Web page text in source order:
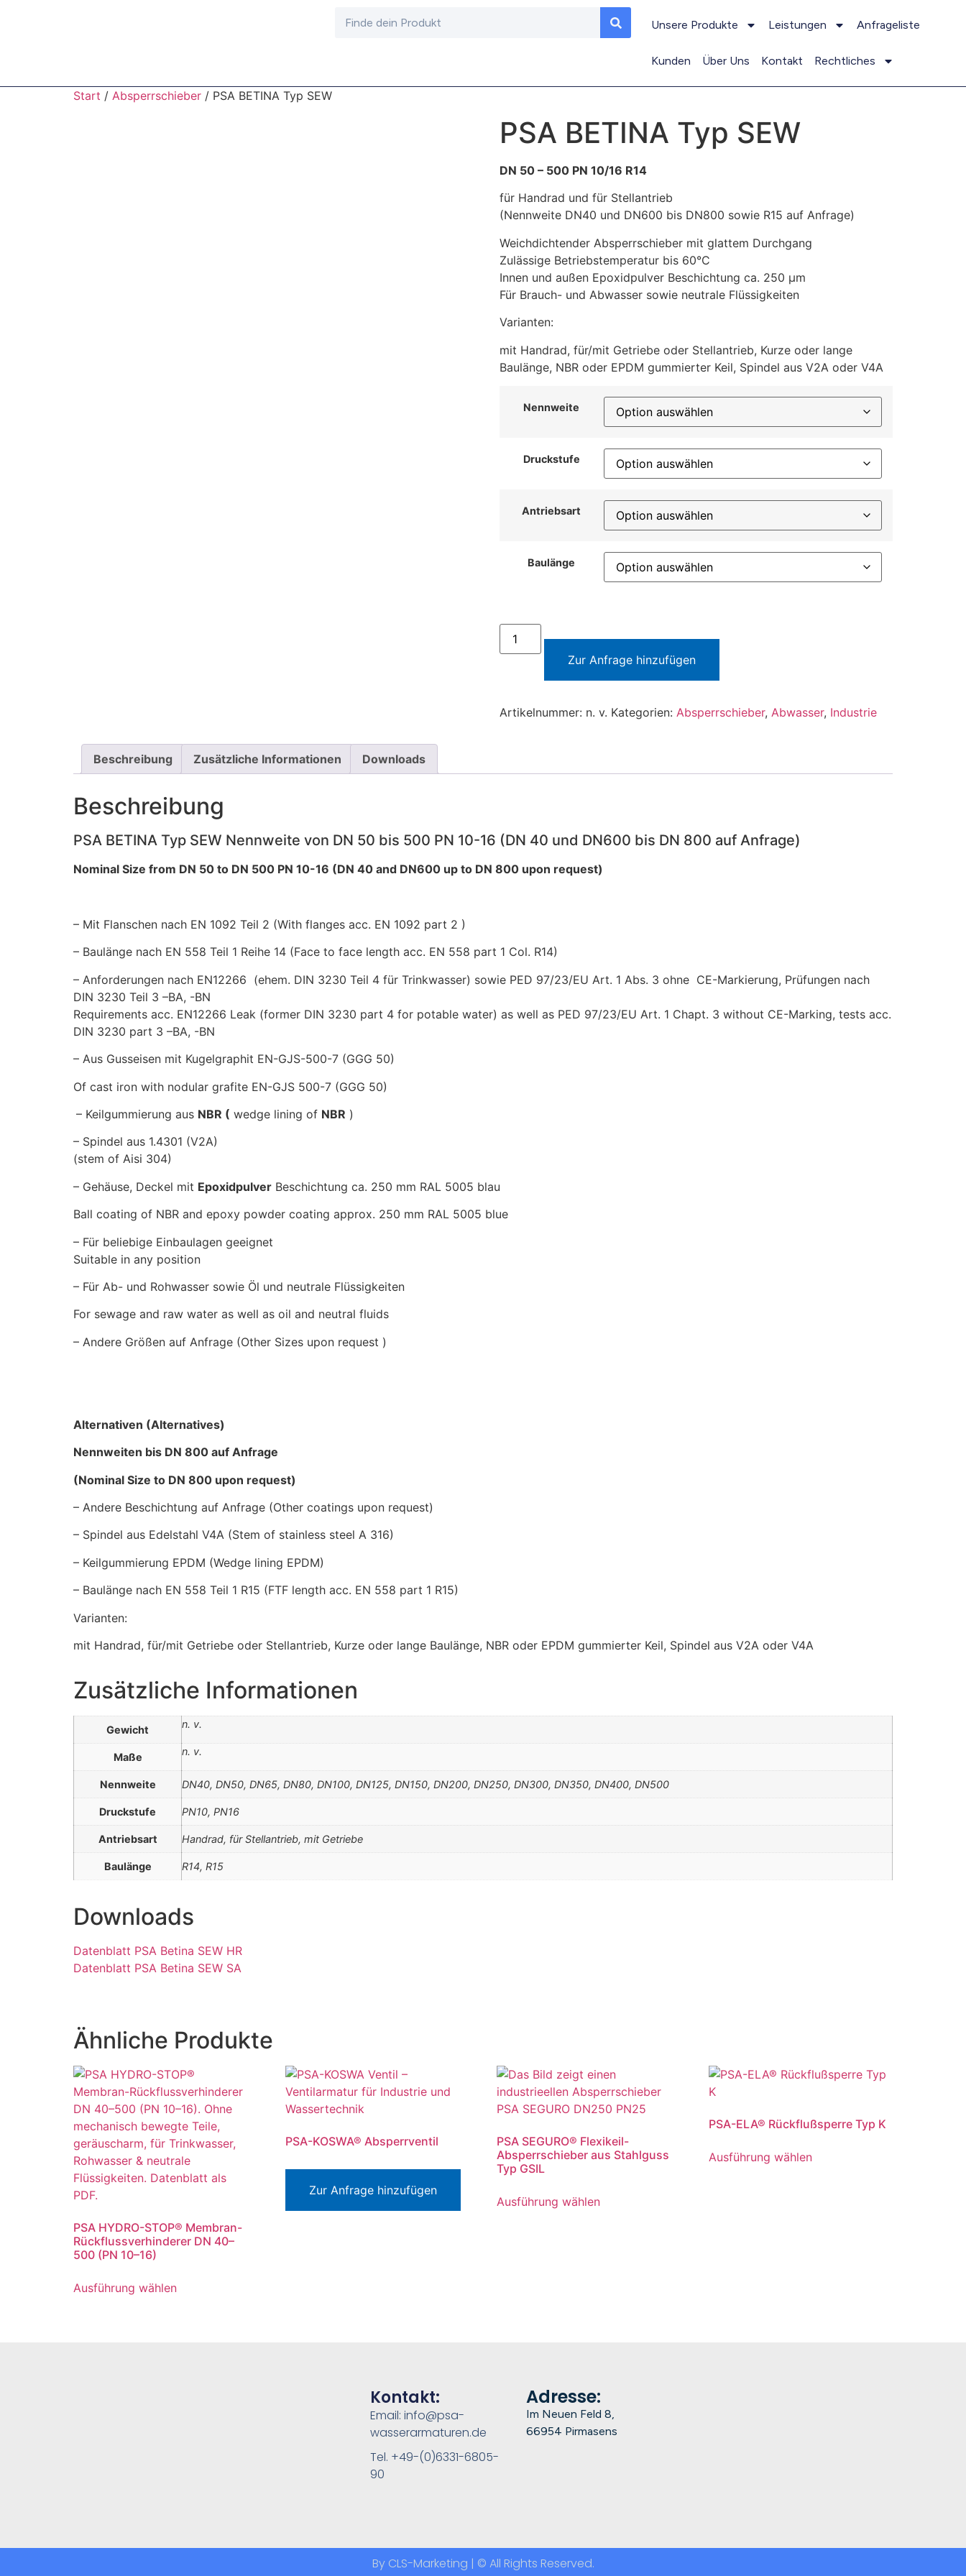
Unsere Produkte Leistungen Anfrageliste
Kunden Über Uns Kontakt Rechtliches
Start / Absperrschieber / PSA BETINA Typ SEW
PSA BETINA Typ SEW
DN 50 – 500 PN 10/16 R14
für Handrad und für Stellantrieb
(Nennweite DN40 und DN600 bis DN800 sowie R15 auf Anfrage)
Weichdichtender Absperrschieber mit glattem Durchgang
Zulässige Betriebstemperatur bis 60°C
Innen und außen Epoxidpulver Beschichtung ca. 250 µm
Für Brauch- und Abwasser sowie neutrale Flüssigkeiten
Varianten:
mit Handrad, für/mit Getriebe oder Stellantrieb, Kurze oder lange
Baulänge, NBR oder EPDM gummierter Keil, Spindel aus V2A oder V4A
Nennweite
Druckstufe
Antriebsart
Baulänge
Zur Anfrage hinzufügen
Artikelnummer: n. v. Kategorien: Absperrschieber, Abwasser, Industrie
Beschreibung Zusätzliche Informationen Downloads
Beschreibung
PSA BETINA Typ SEW Nennweite von DN 50 bis 500 PN 10-16 (DN 40 und DN600 bis DN 800 auf Anfrage)
Nominal Size from DN 50 to DN 500 PN 10-16 (DN 40 and DN600 up to DN 800 upon request)
– Mit Flanschen nach EN 1092 Teil 2 (With flanges acc. EN 1092 part 2 )
– Baulänge nach EN 558 Teil 1 Reihe 14 (Face to face length acc. EN 558 part 1 Col. R14)
– Anforderungen nach EN12266 (ehem. DIN 3230 Teil 4 für Trinkwasser) sowie PED 97/23/EU Art. 1 Abs. 3 ohne CE-Markierung, Prüfungen nach
DIN 3230 Teil 3 –BA, -BN
Requirements acc. EN12266 Leak (former DIN 3230 part 4 for potable water) as well as PED 97/23/EU Art. 1 Chapt. 3 without CE-Marking, tests acc.
DIN 3230 part 3 –BA, -BN
– Aus Gusseisen mit Kugelgraphit EN-GJS-500-7 (GGG 50)
Of cast iron with nodular grafite EN-GJS 500-7 (GGG 50)
– Keilgummierung aus NBR ( wedge lining of NBR )
– Spindel aus 1.4301 (V2A)
(stem of Aisi 304)
– Gehäuse, Deckel mit Epoxidpulver Beschichtung ca. 250 mm RAL 5005 blau
Ball coating of NBR and epoxy powder coating approx. 250 mm RAL 5005 blue
– Für beliebige Einbaulagen geeignet
Suitable in any position
– Für Ab- und Rohwasser sowie Öl und neutrale Flüssigkeiten
For sewage and raw water as well as oil and neutral fluids
– Andere Größen auf Anfrage (Other Sizes upon request )
Alternativen (Alternatives)
Nennweiten bis DN 800 auf Anfrage
(Nominal Size to DN 800 upon request)
– Andere Beschichtung auf Anfrage (Other coatings upon request)
– Spindel aus Edelstahl V4A (Stem of stainless steel A 316)
– Keilgummierung EPDM (Wedge lining EPDM)
– Baulänge nach EN 558 Teil 1 R15 (FTF length acc. EN 558 part 1 R15)
Varianten:
mit Handrad, für/mit Getriebe oder Stellantrieb, Kurze oder lange Baulänge, NBR oder EPDM gummierter Keil, Spindel aus V2A oder V4A
Zusätzliche Informationen
Gewicht n. v.
Maße n. v.
Nennweite DN40, DN50, DN65, DN80, DN100, DN125, DN150, DN200, DN250, DN300, DN350, DN400, DN500
Druckstufe PN10, PN16
Antriebsart Handrad, für Stellantrieb, mit Getriebe
Baulänge R14, R15
Downloads
Datenblatt PSA Betina SEW HR
Datenblatt PSA Betina SEW SA
Ähnliche Produkte
PSA HYDRO-STOP® Membran-
Rückflussverhinderer DN 40–
500 (PN 10–16)
Ausführung wählen
PSA-KOSWA® Absperrventil
Zur Anfrage hinzufügen
PSA SEGURO® Flexikeil-
Absperrschieber aus Stahlguss
Typ GSIL
Ausführung wählen
PSA-ELA® Rückflußsperre Typ K
Ausführung wählen
Kontakt:
Email: info@psa-
wasserarmaturen.de
Tel. +49-(0)6331-6805-
90
Adresse:
Im Neuen Feld 8,
66954 Pirmasens
By CLS-Marketing | © All Rights Reserved.